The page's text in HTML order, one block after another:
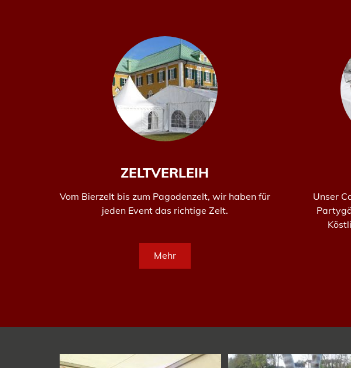
ZELTVERLEIH
Vom Bierzelt bis zum Pagodenzelt, wir haben für
jeden Event das richtige Zelt.
Mehr
Unser